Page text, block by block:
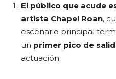
El público que acude
artista Chapel Roan,
escenario principal
un primer pico de
actuación.